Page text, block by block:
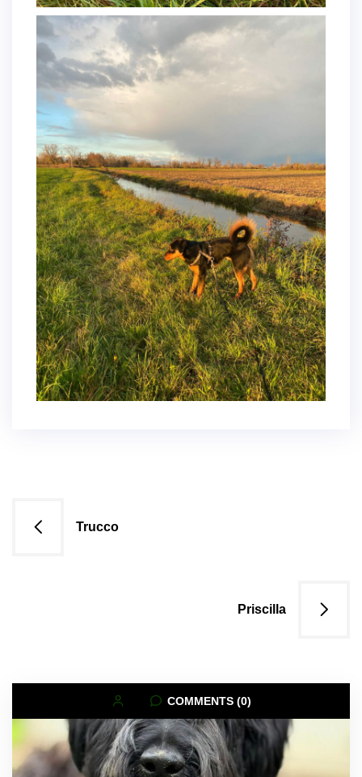
Navigazione
Trucco
Priscilla
COMMENTS (0)